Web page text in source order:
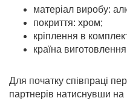
матеріал виробу:
покриття: хром;
кріплення в
країна
Для початку співпраці
партнерів натиснувши